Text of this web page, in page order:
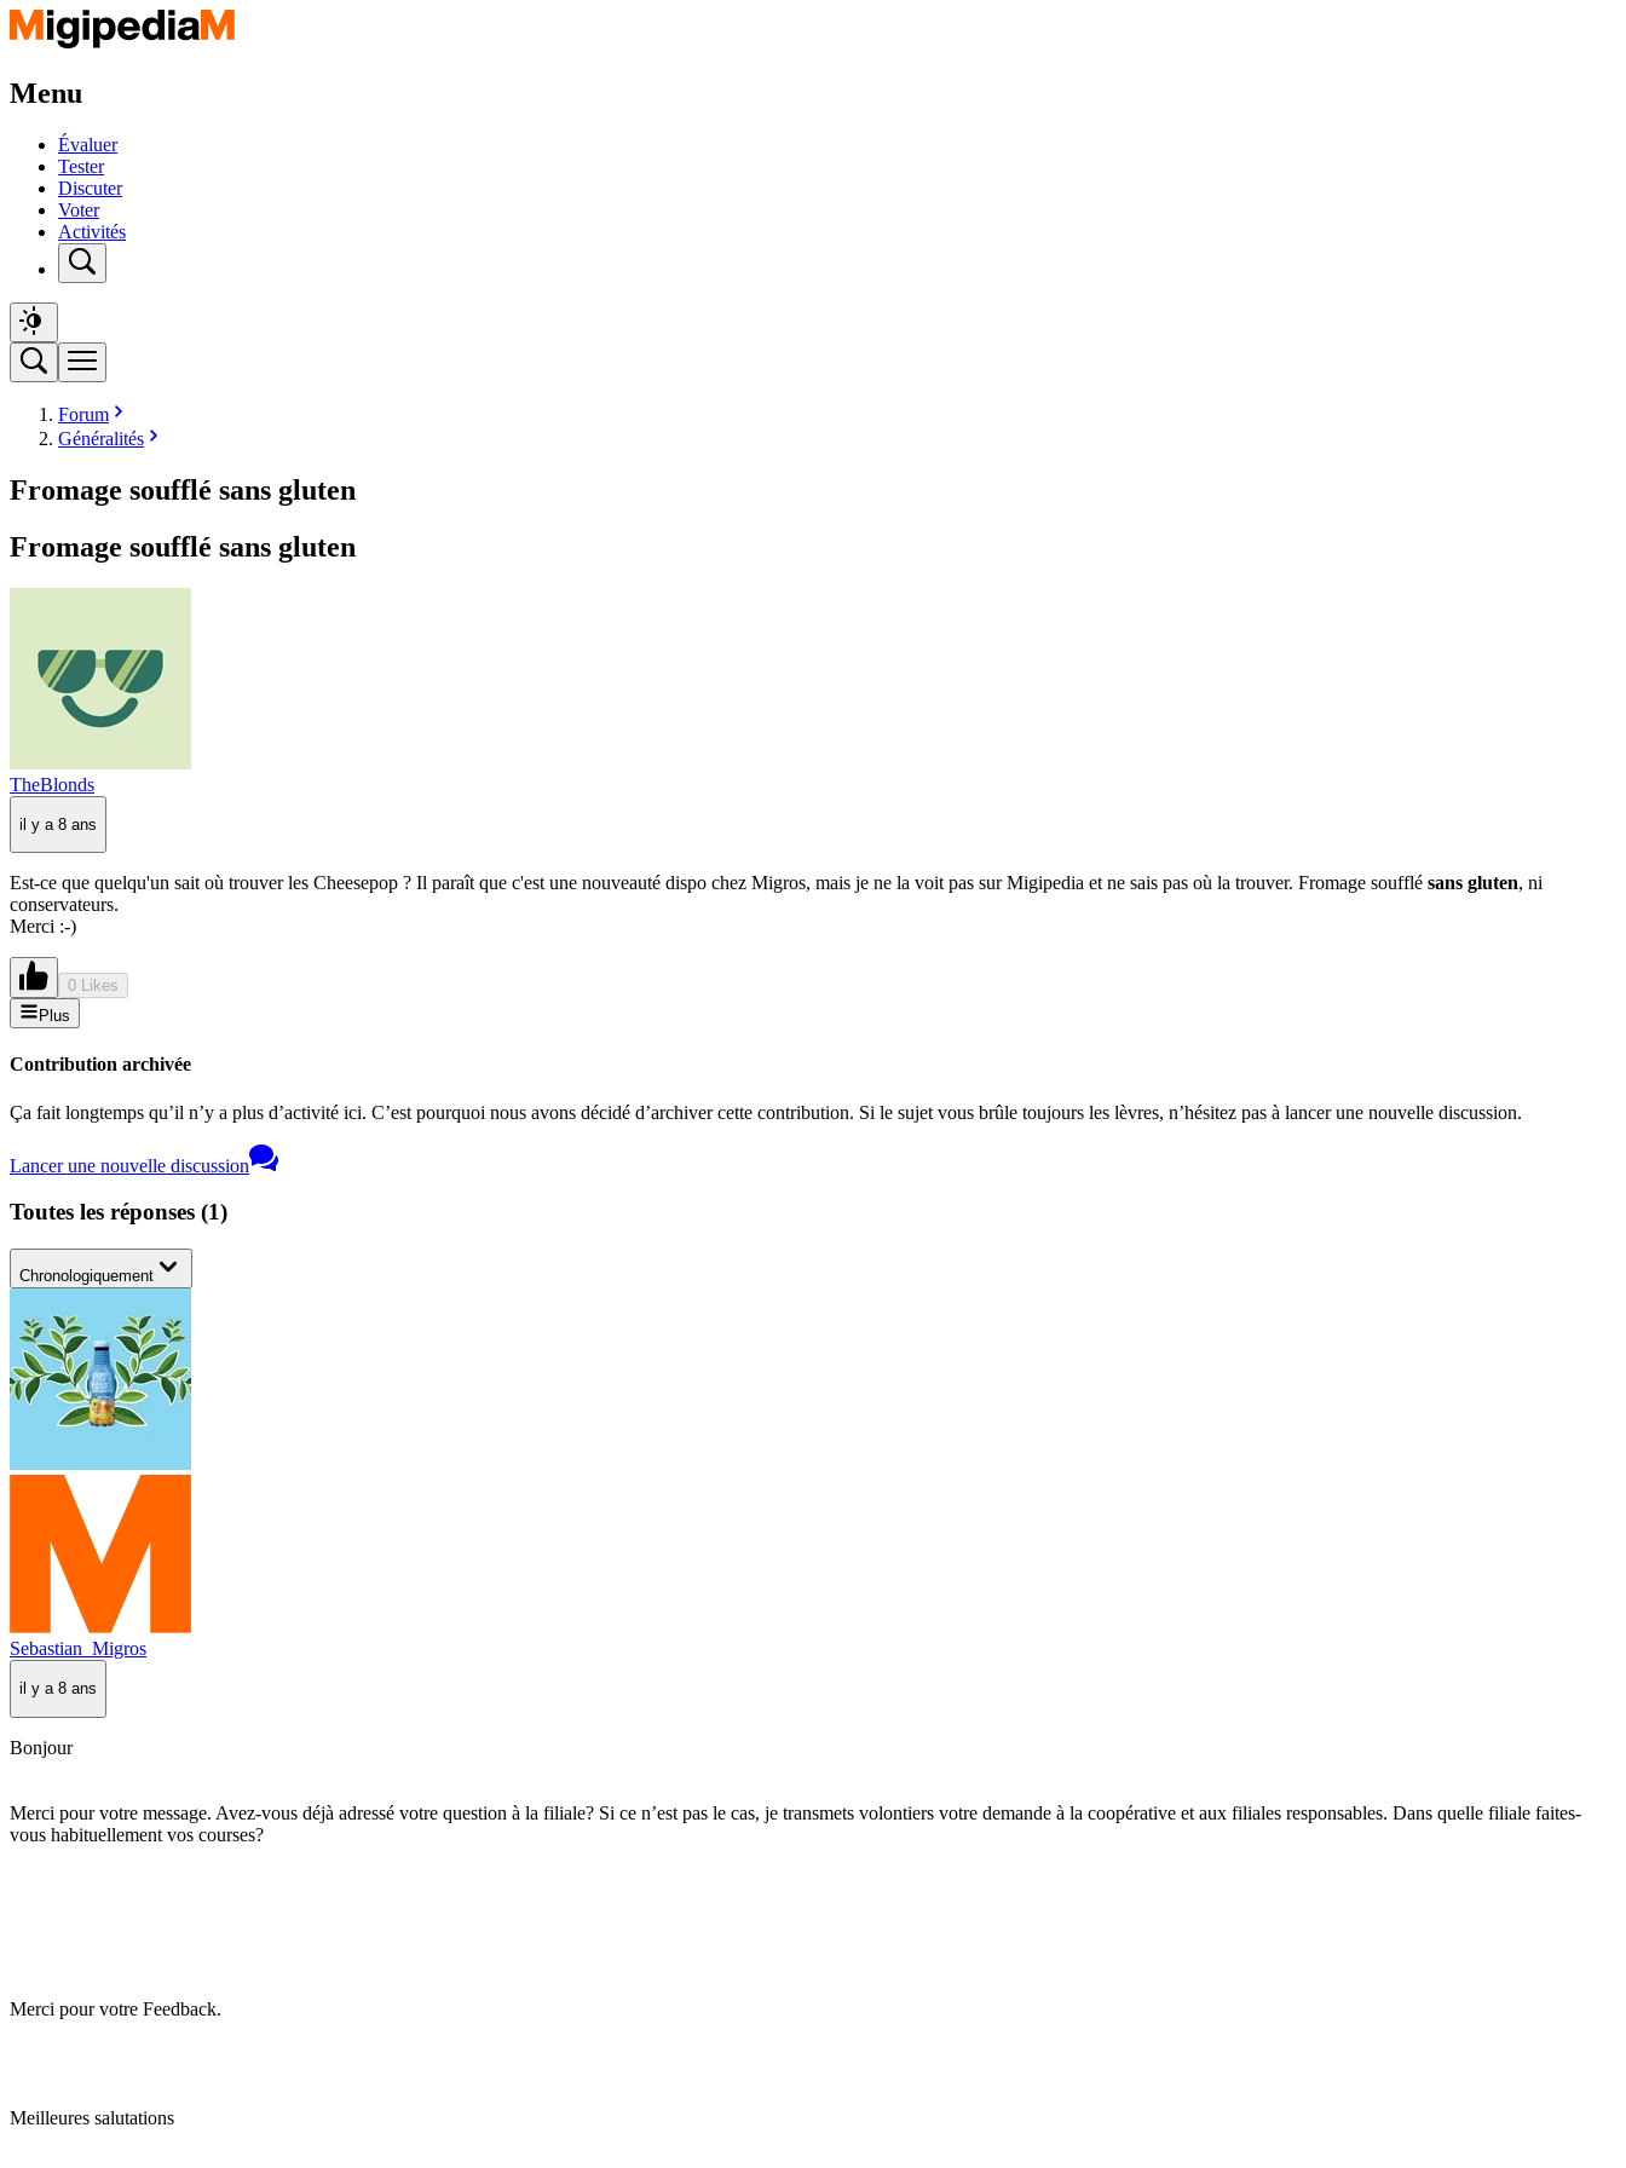
Menu
Évaluer
Tester
Discuter
Voter
Activités
Forum
Généralités
Fromage soufflé sans gluten
Fromage soufflé sans gluten
TheBlonds
il y a 8 ans
Est-ce que quelqu'un sait où trouver les Cheesepop ? Il paraît que c'est une nouveauté dispo chez Migros, mais je ne la voit pas sur Migipedia et ne sais pas où la trouver. Fromage soufflé sans gluten, ni
conservateurs.
Merci :-)
0 Likes
Plus
Contribution archivée
Ça fait longtemps qu’il n’y a plus d’activité ici. C’est pourquoi nous avons décidé d’archiver cette contribution. Si le sujet vous brûle toujours les lèvres, n’hésitez pas à lancer une nouvelle discussion.
Lancer une nouvelle discussion
Toutes les réponses (1)
Chronologiquement
Sebastian_Migros
il y a 8 ans
Bonjour
Merci pour votre message. Avez-vous déjà adressé votre question à la filiale? Si ce n’est pas le cas, je transmets volontiers votre demande à la coopérative et aux filiales responsables. Dans quelle filiale faites-
vous habituellement vos courses?
Merci pour votre Feedback.
Meilleures salutations